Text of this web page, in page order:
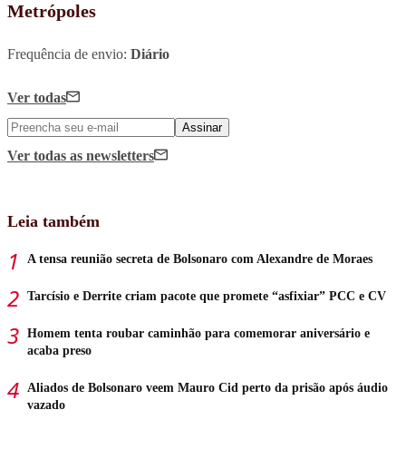
Metrópoles
Frequência de envio: Diário
Ver todas
Assinar
Ver todas as newsletters
Leia também
A tensa reunião secreta de Bolsonaro com Alexandre de Moraes
Tarcísio e Derrite criam pacote que promete “asfixiar” PCC e CV
Homem tenta roubar caminhão para comemorar aniversário e
acaba preso
Aliados de Bolsonaro veem Mauro Cid perto da prisão após áudio
vazado